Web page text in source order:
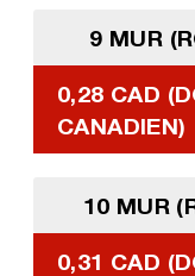
9 MUR
0,28 CAD
CANADIEN)
10 MUR
0,31 CAD